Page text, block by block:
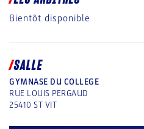
Bientôt disponible
SALLE
GYMNASE DU COLLEGE
RUE LOUIS PERGAUD
25410 ST VIT